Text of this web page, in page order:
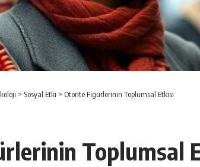
> Sosyal Etki > Otorite Figürlerinin Toplumsal Etkisi
Toplumsal